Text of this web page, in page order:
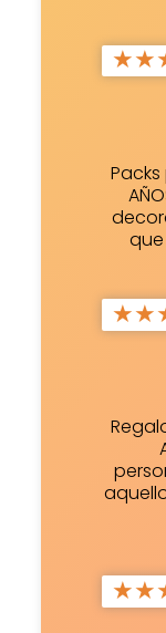
★★
que
★★
★★